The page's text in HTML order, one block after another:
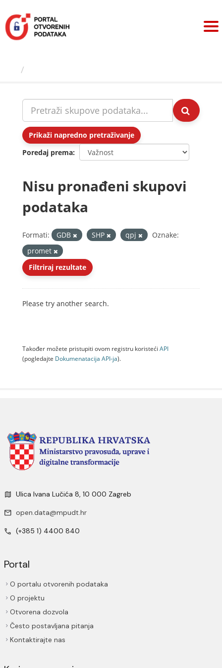
sadržaj
Prikaži napredno pretraživanje
Poredaj prema
Nisu pronađeni skupovi
podataka
Formati: GDB SHP qpj
Oznake:
promet
Filtriraj rezultate
Please try another search.
Također možete pristupiti ovom registru koristeći API
(pogledajte Dokumenаtаcijа API-jа).